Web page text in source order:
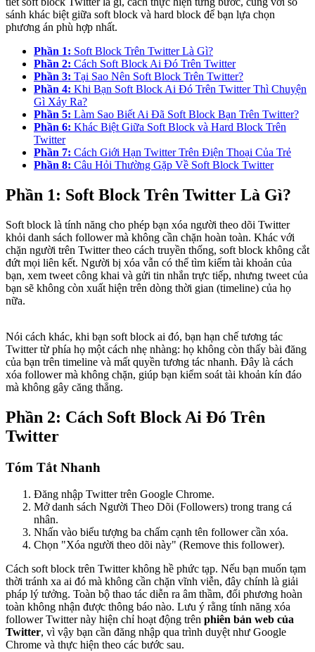
sánh khác biệt giữa soft block và hard block để bạn lựa chọn
phương án phù hợp nhất.
Phần 1: Soft Block Trên Twitter Là Gì?
Phần 2: Cách Soft Block Ai Đó Trên Twitter
Phần 3: Tại Sao Nên Soft Block Trên Twitter?
Phần 4: Khi Bạn Soft Block Ai Đó Trên Twitter Thì Chuyện
Gì Xảy Ra?
Phần 5: Làm Sao Biết Ai Đã Soft Block Bạn Trên Twitter?
Phần 6: Khác Biệt Giữa Soft Block và Hard Block Trên
Twitter
Phần 7: Cách Giới Hạn Twitter Trên Điện Thoại Của Trẻ
Phần 8: Câu Hỏi Thường Gặp Về Soft Block Twitter
Phần 1: Soft Block Trên Twitter Là Gì?
Soft block là tính năng cho phép bạn xóa người theo dõi Twitter
khỏi danh sách follower mà không cần chặn hoàn toàn. Khác với
chặn người trên Twitter theo cách truyền thống, soft block không cắt
đứt mọi liên kết. Người bị xóa vẫn có thể tìm kiếm tài khoản của
bạn, xem tweet công khai và gửi tin nhắn trực tiếp, nhưng tweet của
bạn sẽ không còn xuất hiện trên dòng thời gian (timeline) của họ
nữa.
Nói cách khác, khi bạn soft block ai đó, bạn hạn chế tương tác
Twitter từ phía họ một cách nhẹ nhàng: họ không còn thấy bài đăng
của bạn trên timeline và mất quyền tương tác nhanh. Đây là cách
xóa follower mà không chặn, giúp bạn kiểm soát tài khoản kín đáo
mà không gây căng thẳng.
Phần 2: Cách Soft Block Ai Đó Trên
Twitter
Tóm Tắt Nhanh
Đăng nhập Twitter trên Google Chrome.
Mở danh sách Người Theo Dõi (Followers) trong trang cá
nhân.
Nhấn vào biểu tượng ba chấm cạnh tên follower cần xóa.
Chọn "Xóa người theo dõi này" (Remove this follower).
Cách soft block trên Twitter không hề phức tạp. Nếu bạn muốn tạm
thời tránh xa ai đó mà không cần chặn vĩnh viễn, đây chính là giải
pháp lý tưởng. Toàn bộ thao tác diễn ra âm thầm, đối phương hoàn
toàn không nhận được thông báo nào. Lưu ý rằng tính năng xóa
follower Twitter này hiện chỉ hoạt động trên phiên bản web của
Twitter, vì vậy bạn cần đăng nhập qua trình duyệt như Google
Chrome và thực hiện theo các bước sau.